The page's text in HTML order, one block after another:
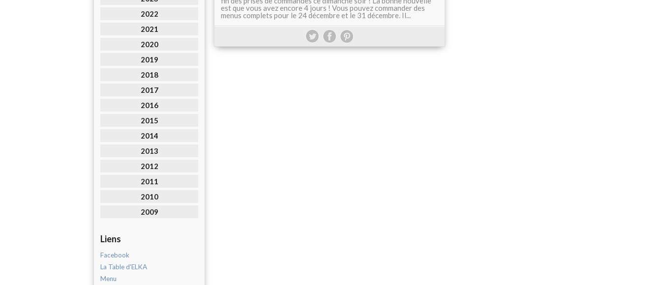
2022
2021
2020
2019
2018
2017
2016
2015
2014
2013
2012
2011
2010
2009
Liens
Facebook
La Table d'ELKA
Menu
est que vous avez encore 4 jours ! Vous pouvez commander des
menus complets pour le 24 décembre et le 31 décembre. Il...